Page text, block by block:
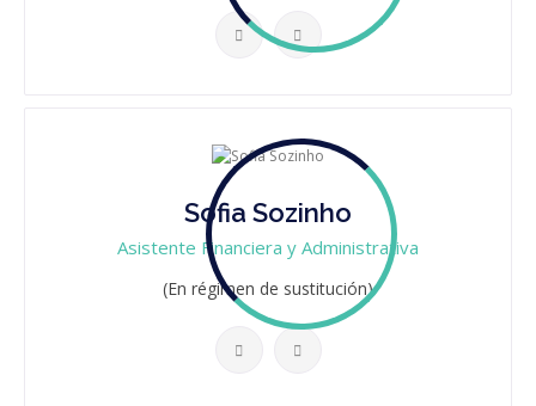
Sofia Sozinho
Asistente Financiera y Administrativa
(En régimen de sustitución)